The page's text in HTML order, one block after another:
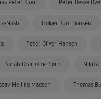
Peter Kjær Peter Hesse
Nash Holger Juul Hansen
Peter Oliver Hansen
Sarah Charlotte Bjørn Nikita
Meiling Madsen Thomas